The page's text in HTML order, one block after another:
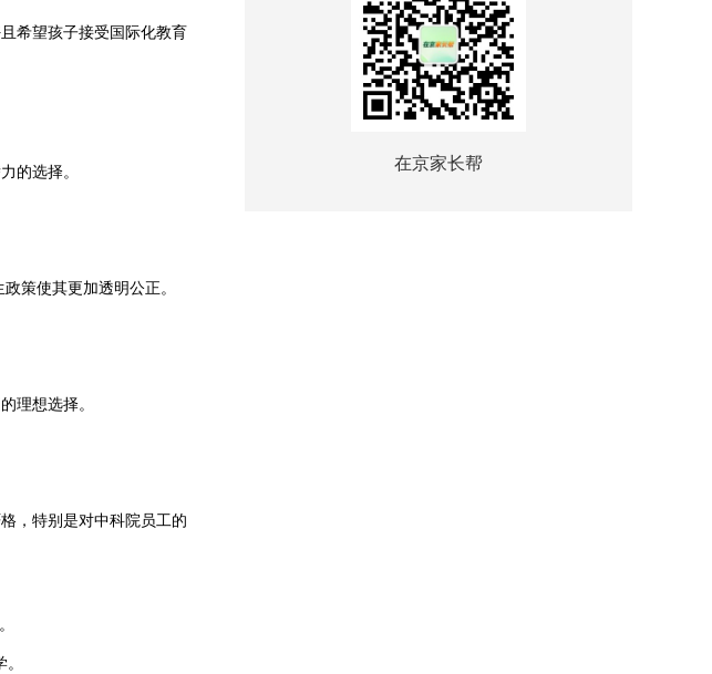
希望孩子接受国际化教育
的选择。
策使其更加透明公正。
理想选择。
，特别是对中科院员工的
在京家长帮